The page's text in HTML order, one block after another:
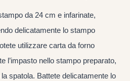
da 24 cm e infarinate,
delicatamente lo stampo
utilizzare carta da forno
l’impasto nello stampo preparato,
spatola. Battete delicatamente lo